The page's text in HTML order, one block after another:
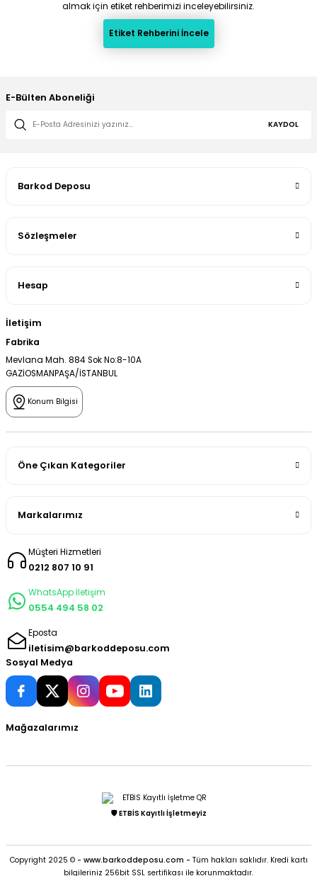
almak için etiket rehberimizi inceleyebilirsiniz.
Etiket Rehberini İncele
E-Bülten Aboneliği
KAYDOL
Barkod Deposu
Sözleşmeler
Hesap
İletişim
Fabrika
Mevlana Mah. 884 Sok No:8-10A
GAZİOSMANPAŞA/İSTANBUL
Konum Bilgisi
Öne Çıkan Kategoriler
Markalarımız
Müşteri Hizmetleri
0212 807 10 91
WhatsApp İletişim
0554 494 58 02
Eposta
iletisim@barkoddeposu.com
Sosyal Medya
Mağazalarımız
🛡️ ETBİS Kayıtlı İşletmeyiz
Copyright 2025 © - www.barkoddeposu.com - Tüm hakları saklıdır. Kredi kartı
bilgileriniz 256bit SSL sertifikası ile korunmaktadır.